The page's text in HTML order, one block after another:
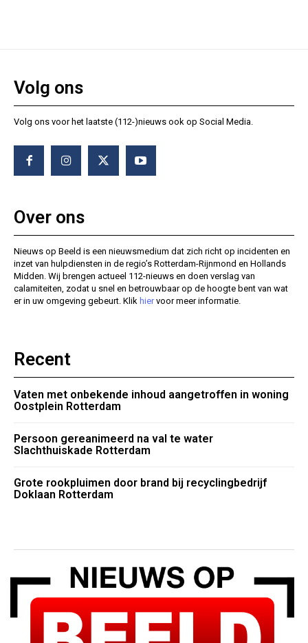
Volg ons
Volg ons voor het laatste (112-)nieuws ook op Social Media.
Over ons
Nieuws op Beeld is een nieuwsmedium dat zich richt op incidenten en
inzet van hulpdiensten in de regio’s Rotterdam-Rijnmond en Hollands
Midden. Wij brengen actueel 112-nieuws en doen verslag van
calamiteiten, zodat u snel en betrouwbaar op de hoogte bent van wat
er in uw omgeving gebeurt. Klik hiervoor meer informatie.
Recent
Vaten met onbekende inhoud aangetroffen in woning
Oostplein Rotterdam
Persoon gereanimeerd na val te water
Slachthuiskade Rotterdam
Grote rookpluimen door brand bij recyclingbedrijf
Doklaan Rotterdam